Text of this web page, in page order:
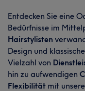
Entdecken Sie eine
Bedürfnisse im
Hairstylisten
Design und
Vielzahl von
hin zu aufwendigen
Flexibilität mit